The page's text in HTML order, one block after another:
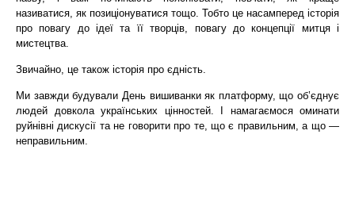
називатися, як позиціонуватися тощо. Тобто це насамперед історія
про повагу до ідеї та її творців, повагу до концепції митця і
мистецтва.
Звичайно, це також історія про єдність.
Ми завжди будували День вишиванки як платформу, що об’єднує
людей довкола українських цінностей. І намагаємося оминати
руйнівні дискусії та не говорити про те, що є правильним, а що —
неправильним.